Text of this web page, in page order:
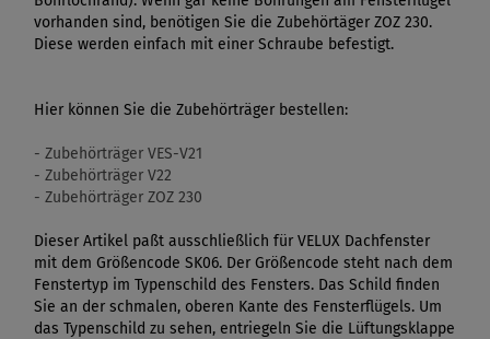
vorhanden sind, benötigen Sie die Zubehörtäger ZOZ 230.
Diese werden einfach mit einer Schraube befestigt.
Hier können Sie die Zubehörträger bestellen:
- Zubehörträger VES-V21
- Zubehörträger V22
- Zubehörträger ZOZ 230
Dieser Artikel paßt ausschließlich für VELUX Dachfenster
mit dem Größencode SK06. Der Größencode steht nach dem
Fenstertyp im Typenschild des Fensters. Das Schild finden
Sie an der schmalen, oberen Kante des Fensterflügels. Um
das Typenschild zu sehen, entriegeln Sie die Lüftungsklappe